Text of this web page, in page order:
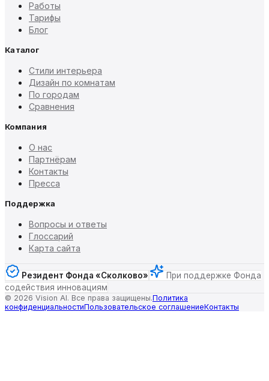
Работы
Тарифы
Блог
Каталог
Стили интерьера
Дизайн по комнатам
По городам
Сравнения
Компания
О нас
Партнёрам
Контакты
Пресса
Поддержка
Вопросы и ответы
Глоссарий
Карта сайта
Резидент Фонда «Сколково»
При поддержке Фонда
содействия инновациям
© 2026 Vision AI. Все права защищены.Политика
конфиденциальностиПользовательское соглашениеКонтакты